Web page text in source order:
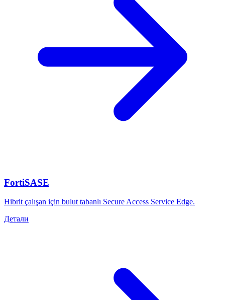
FortiSASE
Hibrit çalışan için bulut tabanlı Secure Access Service Edge.
Детали